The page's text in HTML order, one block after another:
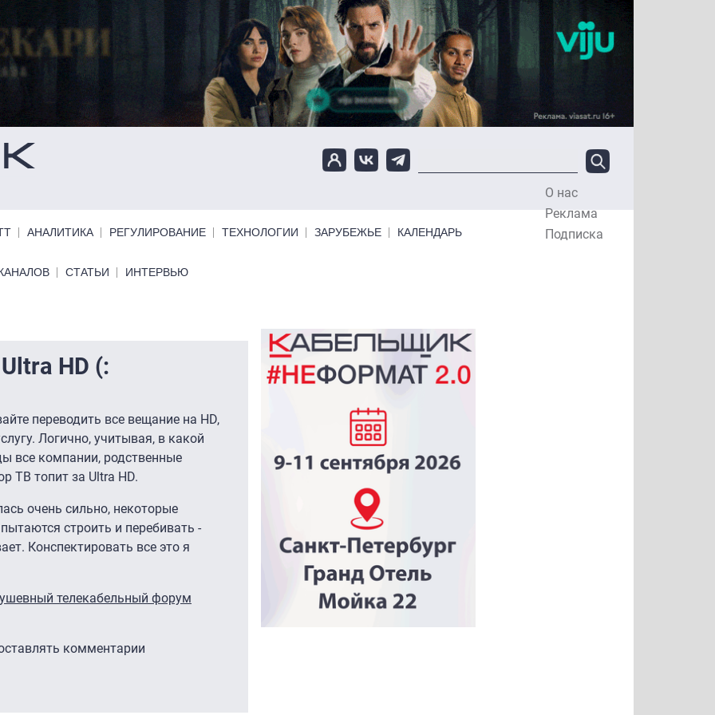
О нас
Реклама
Подписка
АНАЛИТИКА РЕГУЛИРОВАНИЕ ТЕХНОЛОГИИ ЗАРУБЕЖЬЕ КАЛЕНДАРЬ
СТАТЬИ ИНТЕРВЬЮ
HD (:
переводить все вещание на HD,
Логично, учитывая, в какой
все компании, родственные
ТВ топит за Ultra HD.
очень сильно, некоторые
строить и перебивать -
Конспектировать все это я
телекабельный форум
комментарии